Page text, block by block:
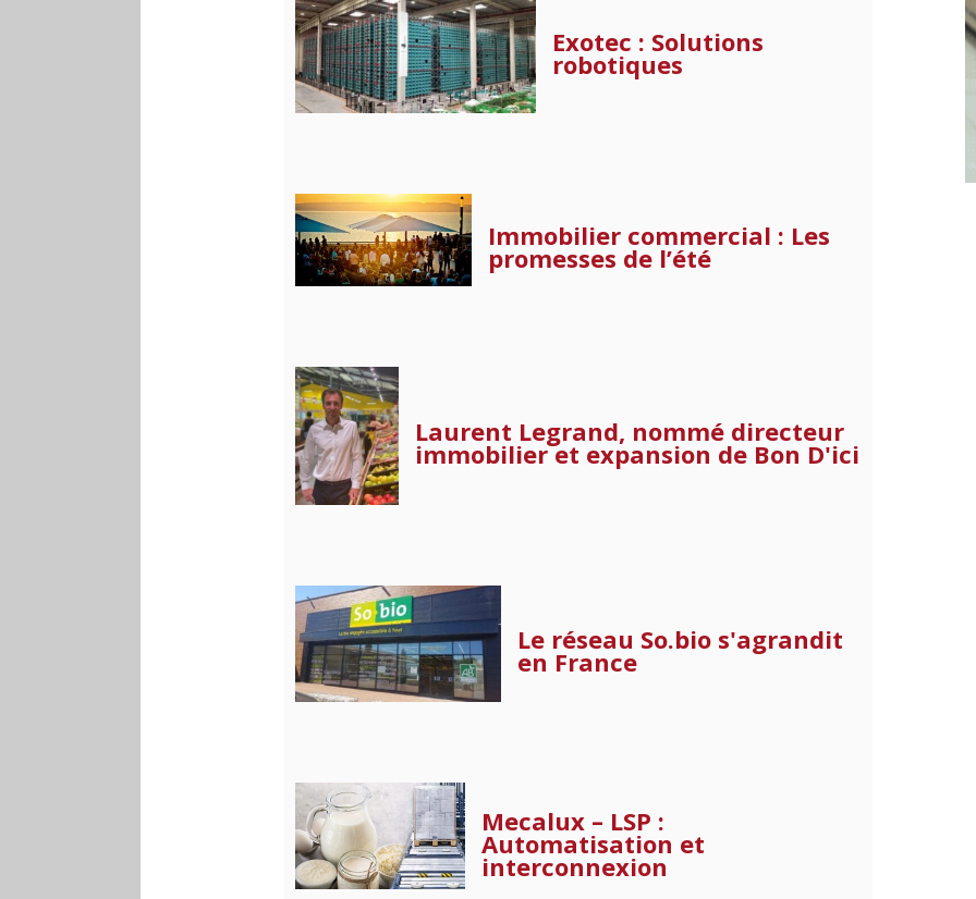
Exotec : Solutions
robotiques
Immobilier commercial : Les
promesses de l’été
Laurent Legrand, nommé directeur
immobilier et expansion de Bon D'ici
Le réseau So.bio s'agrandit
en France
Mecalux – LSP :
Automatisation et
interconnexion